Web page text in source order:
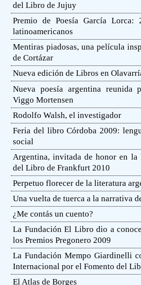
del Libro de Jujuy
Premio de Poesía García Lorca:
latinoamericanos
Mentiras piadosas, una película
de Cortázar
Nueva edición de Libros en
Nueva poesía argentina reunida
Viggo Mortensen
Rodolfo Walsh, el investigador
Feria del libro Córdoba 2009:
social
Argentina, invitada de honor en la
del Libro de Frankfurt 2010
Perpetuo florecer de la literatura
Una vuelta de tuerca a la narrativa
¿Me contás un cuento?
La Fundación El Libro dio a
los Premios Pregonero 2009
La Fundación Mempo Giardinelli
Internacional por el Fomento del
El Atlas de Borges